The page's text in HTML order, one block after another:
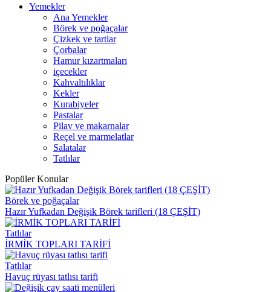
Yemekler
Ana Yemekler
Börek ve poğaçalar
Çizkek ve tartlar
Çorbalar
Hamur kızartmaları
içecekler
Kahvaltılıklar
Kekler
Kurabiyeler
Pastalar
Pilav ve makarnalar
Reçel ve marmelatlar
Salatalar
Tatlılar
Popüler Konular
Börek ve poğaçalar
Hazır Yufkadan Değişik Börek tarifleri (18 ÇEŞİT)
Tatlılar
İRMİK TOPLARI TARİFİ
Tatlılar
Havuç rüyası tatlısı tarifi